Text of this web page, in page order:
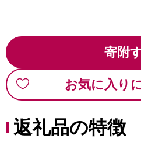
寄附
お気に入り
返礼品の特徴